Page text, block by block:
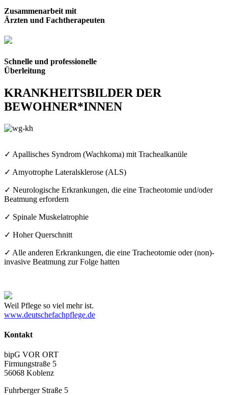
Zusammenarbeit mit
Ärzten und Fachtherapeuten
Schnelle und professionelle
Überleitung
KRANKHEITSBILDER DER
BEWOHNER*INNEN
✓ Apallisches Syndrom (Wachkoma) mit Trachealkanüle
✓ Amyotrophe Lateralsklerose (ALS)
✓ Neurologische Erkrankungen, die eine Tracheotomie und/oder
Beatmung erfordern
✓ Spinale Muskelatrophie
✓ Hoher Querschnitt
✓ Alle anderen Erkrankungen, die eine Tracheotomie oder (non)-
invasive Beatmung zur Folge hatten
Weil Pflege so viel mehr ist.
www.deutschefachpflege.de
Kontakt
bipG VOR ORT
Firmungstraße 5
56068 Koblenz
Fuhrberger Straße 5